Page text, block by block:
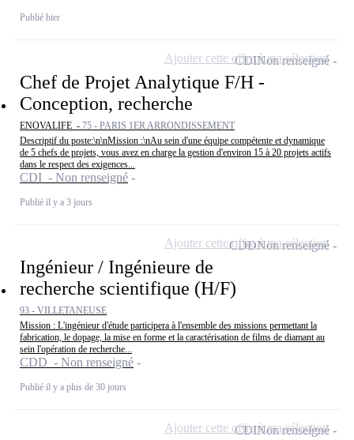
Publié hier
Chef de Projet Analytique F/H -
Conception, recherche
ENOVALIFE - 75 - PARIS 1ER ARRONDISSEMENT
Descriptif du poste:\n\nMission :\nAu sein d'une équipe compétente et dynamique
de 5 chefs de projets, vous avez en charge la gestion d'environ 15 à 20 projets actifs
dans le respect des exigences...
CDI - Non renseigné
Publié il y a 3 jours
CDINon renseigné
Ajouter cette offre à ma sélection
Ingénieur / Ingénieure de
recherche scientifique (H/F)
93 - VILLETANEUSE
Mission : L'ingénieur d'étude participera à l'ensemble des missions permettant la
fabrication, le dopage, la mise en forme et la caractérisation de films de diamant au
sein l'opération de recherche...
CDD - Non renseigné
Publié il y a plus de 30 jours
CDDNon renseigné
Ajouter cette offre à ma sélection
CDINon renseigné
Ajouter cette offre à ma sélection